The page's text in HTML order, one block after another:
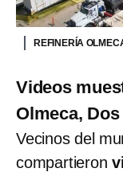
REFINERÍA
Videos
Olmeca,
Vecinos del
compartieron